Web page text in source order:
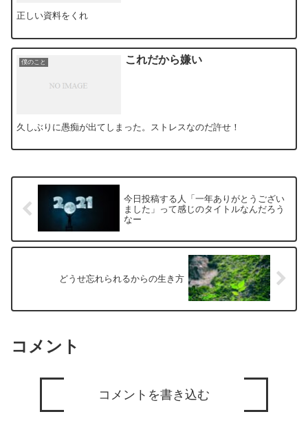
正しい資料をくれ
僕のこと これだから嫌い
久しぶりに愚痴が出てしまった。ストレスなのだ許せ！
今日投稿する人「一年ありがとうござい
ました」って感じのタイトルなんだろう
なー
どうせ忘れられるからの生き方
コメント
コメントを書き込む